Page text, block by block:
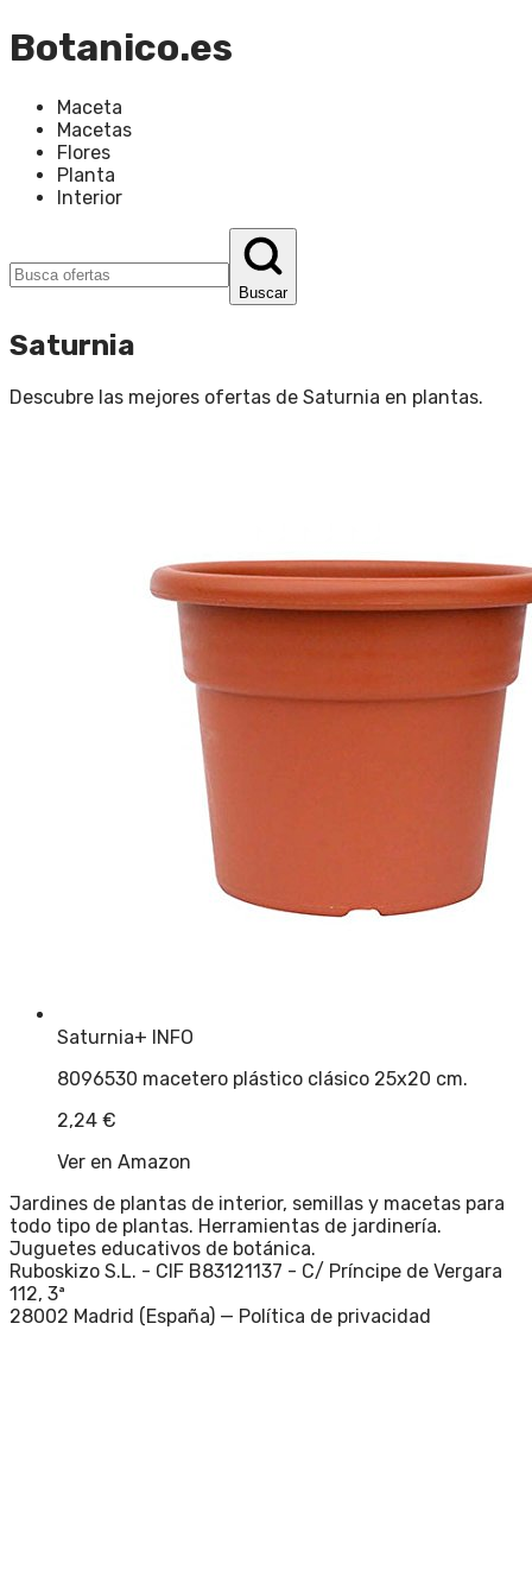
Botanico.es
Maceta
Macetas
Flores
Planta
Interior
Buscar
Saturnia
Descubre las mejores ofertas de Saturnia en plantas.
Saturnia+ INFO
8096530 macetero plástico clásico 25x20 cm.
2,24 €
Ver en Amazon
Jardines de plantas de interior, semillas y macetas para
todo tipo de plantas. Herramientas de jardinería.
Juguetes educativos de botánica.
Ruboskizo S.L. - CIF B83121137 - C/ Príncipe de Vergara
112, 3ª
28002 Madrid (España) — Política de privacidad